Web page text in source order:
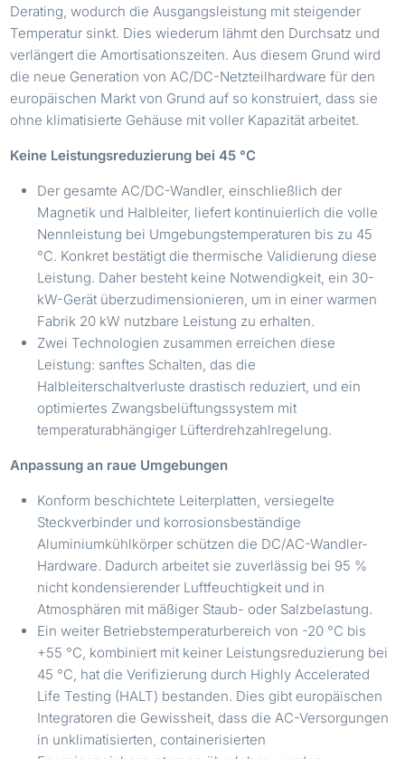
Derating, wodurch die Ausgangsleistung mit steigender
Temperatur sinkt. Dies wiederum lähmt den Durchsatz und
verlängert die Amortisationszeiten. Aus diesem Grund wird
die neue Generation von AC/DC-Netzteilhardware für den
europäischen Markt von Grund auf so konstruiert, dass sie
ohne klimatisierte Gehäuse mit voller Kapazität arbeitet.
Keine Leistungsreduzierung bei 45 °C
Der gesamte AC/DC-Wandler, einschließlich der
Magnetik und Halbleiter, liefert kontinuierlich die volle
Nennleistung bei Umgebungstemperaturen bis zu 45
°C. Konkret bestätigt die thermische Validierung diese
Leistung. Daher besteht keine Notwendigkeit, ein 30-
kW-Gerät überzudimensionieren, um in einer warmen
Fabrik 20 kW nutzbare Leistung zu erhalten.
Zwei Technologien zusammen erreichen diese
Leistung: sanftes Schalten, das die
Halbleiterschaltverluste drastisch reduziert, und ein
optimiertes Zwangsbelüftungssystem mit
temperaturabhängiger Lüfterdrehzahlregelung.
Anpassung an raue Umgebungen
Konform beschichtete Leiterplatten, versiegelte
Steckverbinder und korrosionsbeständige
Aluminiumkühlkörper schützen die DC/AC-Wandler-
Hardware. Dadurch arbeitet sie zuverlässig bei 95 %
nicht kondensierender Luftfeuchtigkeit und in
Atmosphären mit mäßiger Staub- oder Salzbelastung.
Ein weiter Betriebstemperaturbereich von -20 °C bis
+55 °C, kombiniert mit keiner Leistungsreduzierung bei
45 °C, hat die Verifizierung durch Highly Accelerated
Life Testing (HALT) bestanden. Dies gibt europäischen
Integratoren die Gewissheit, dass die AC-Versorgungen
in unklimatisierten, containerisierten